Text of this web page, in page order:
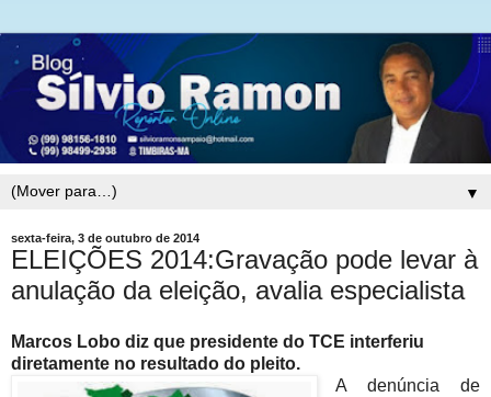
▼
sexta-feira, 3 de outubro de 2014
ELEIÇÕES 2014:Gravação pode levar à
anulação da eleição, avalia especialista
Marcos Lobo diz que presidente do TCE interferiu
diretamente no resultado do pleito.
A denúncia de